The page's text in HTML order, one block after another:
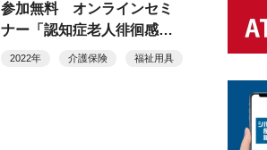
参加無料 オンラインセミ
ナー「認知症老人徘徊感知
機器についての基礎知識」
2022年 介護保険 福祉用具